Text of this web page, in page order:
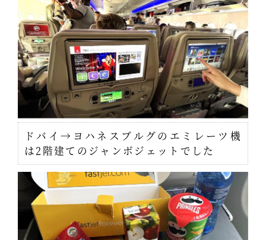
ドバイ→ヨハネスブルグのエミレーツ機
は2階建てのジャンボジェットでした